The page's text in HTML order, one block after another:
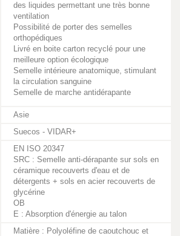
des liquides permettant une très bonne
ventilation
Possibilité de porter des semelles
orthopédiques
Livré en boite carton recyclé pour une
meilleure option écologique
Semelle intérieure anatomique, stimulant
la circulation sanguine
Semelle de marche antidérapante
Asie
Suecos - VIDAR+
EN ISO 20347
SRC : Semelle anti-dérapante sur sols en
céramique recouverts d'eau et de
détergents + sols en acier recouverts de
glycérine
OB
E : Absorption d'énergie au talon
Matière : Polyoléfine de caoutchouc et